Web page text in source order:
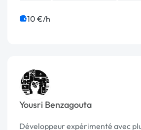
10 €/h
Yousri Benzagouta
Développeur expérimenté avec